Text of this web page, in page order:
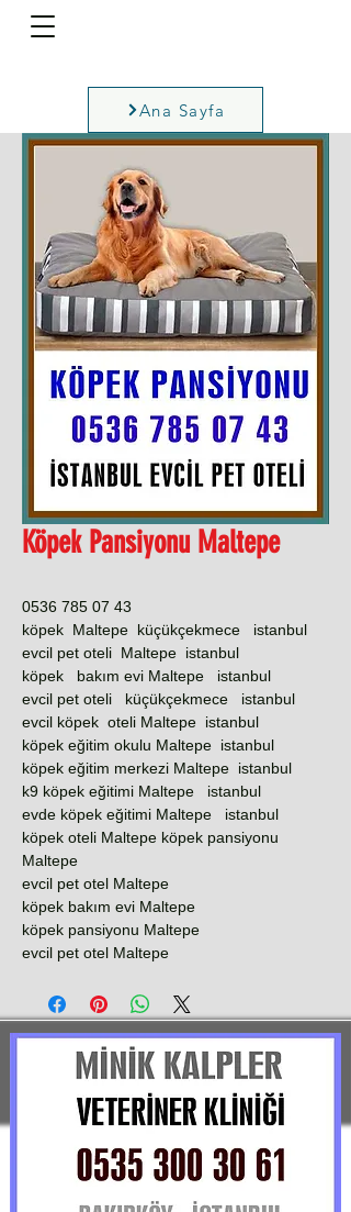
Ana Sayfa
Köpek Pansiyonu Maltepe
0536 785 07 43
köpek Maltepe küçükçekmece istanbul
evcil pet oteli Maltepe istanbul
köpek bakım evi Maltepe istanbul
evcil pet oteli küçükçekmece istanbul
evcil köpek oteli Maltepe istanbul
köpek eğitim okulu Maltepe istanbul
köpek eğitim merkezi Maltepe istanbul
k9 köpek eğitimi Maltepe istanbul
evde köpek eğitimi Maltepe istanbul
köpek oteli Maltepe köpek pansiyonu
Maltepe
evcil pet otel Maltepe
köpek bakım evi Maltepe
köpek pansiyonu Maltepe
evcil pet otel Maltepe